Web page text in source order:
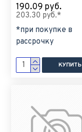
190.09 руб.
203.30 руб.*
*при покупке в
рассрочку
КУПИТЬ